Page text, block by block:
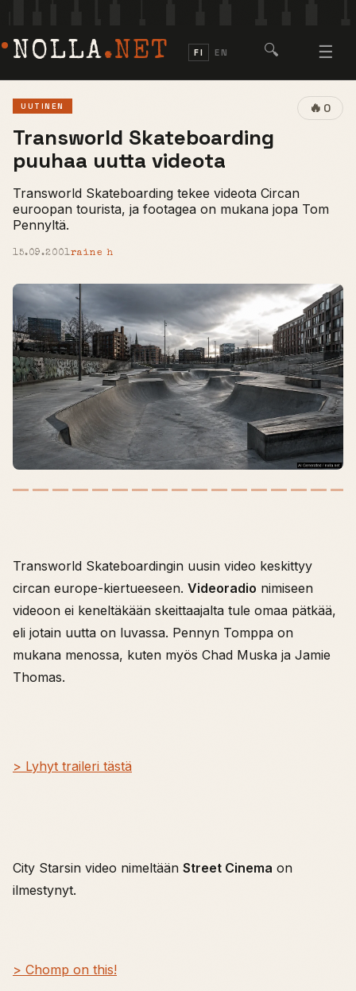
NOLLA.NET FI EN 🔍 ☰
🔥 0
UUTINEN
Transworld Skateboarding
puuhaa uutta videota
Transworld Skateboarding tekee videota Circan
euroopan tourista, ja footagea on mukana jopa Tom
Pennyltä.
15.09.2001raine h
Transworld Skateboardingin uusin video keskittyy
circan europe-kiertueeseen. Videoradio nimiseen
videoon ei keneltäkään skeittaajalta tule omaa pätkää,
eli jotain uutta on luvassa. Pennyn Tomppa on
mukana menossa, kuten myös Chad Muska ja Jamie
Thomas.
> Lyhyt traileri tästä
City Starsin video nimeltään Street Cinema on
ilmestynyt.
> Chomp on this!